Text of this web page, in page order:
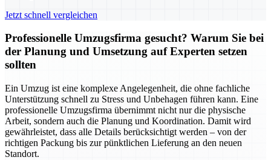
Jetzt schnell vergleichen
Professionelle Umzugsfirma gesucht? Warum Sie bei
der Planung und Umsetzung auf Experten setzen
sollten
Ein Umzug ist eine komplexe Angelegenheit, die ohne fachliche
Unterstützung schnell zu Stress und Unbehagen führen kann. Eine
professionelle Umzugsfirma übernimmt nicht nur die physische
Arbeit, sondern auch die Planung und Koordination. Damit wird
gewährleistet, dass alle Details berücksichtigt werden – von der
richtigen Packung bis zur pünktlichen Lieferung an den neuen
Standort.